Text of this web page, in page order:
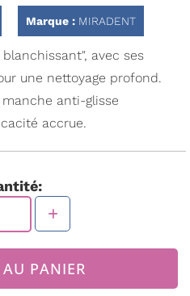
Marque : MIRADENT
avec ses
une nettoyage profond.
anti-glisse
accrue.
AU PANIER